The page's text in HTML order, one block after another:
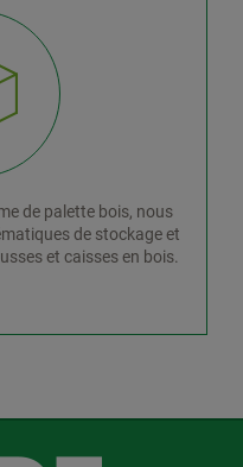
de palette bois, nous
de stockage et
et caisses en bois.